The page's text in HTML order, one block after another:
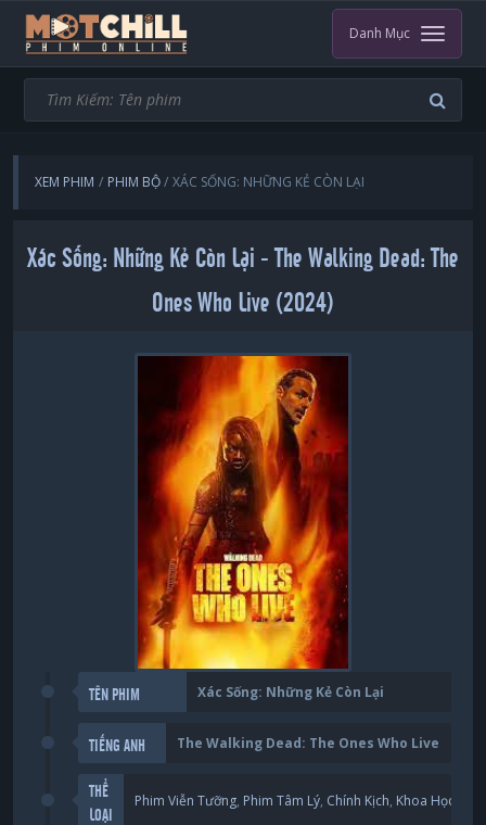
Danh Mục
XEM PHIM PHIM BỘ XÁC SỐNG: NHỮNG KẺ CÒN LẠI
Xác Sống: Những Kẻ Còn Lại - The Walking Dead: The
Ones Who Live (2024)
TÊN PHIM Xác Sống: Những Kẻ Còn Lại
TIẾNG ANH The Walking Dead: The Ones Who Live
THỂ
LOẠI
Phim Viễn Tưỡng, Phim Tâm Lý, Chính Kịch, Khoa Học